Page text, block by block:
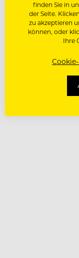
finden Sie in
der Seite.
zu akzeptieren
können, oder
Ihre